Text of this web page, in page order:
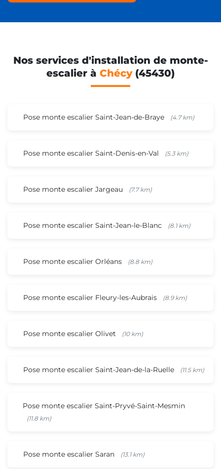
Nos services d'installation de monte-
escalier à Chécy(45430)
Pose monte escalier Saint-Jean-de-Braye (4.7 km)
Pose monte escalier Saint-Denis-en-Val (5.3 km)
Pose monte escalier Jargeau (7.7 km)
Pose monte escalier Saint-Jean-le-Blanc (8.1 km)
Pose monte escalier Orléans (8.8 km)
Pose monte escalier Fleury-les-Aubrais (8.9 km)
Pose monte escalier Olivet (10 km)
Pose monte escalier Saint-Jean-de-la-Ruelle (11.5 km)
Pose monte escalier Saint-Pryvé-Saint-Mesmin
(11.8 km)
Pose monte escalier Saran (13.1 km)